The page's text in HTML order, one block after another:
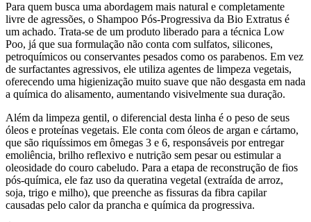
Para quem busca uma abordagem mais natural e completamente
livre de agressões, o Shampoo Pós-Progressiva da Bio Extratus é
um achado. Trata-se de um produto liberado para a técnica Low
Poo, já que sua formulação não conta com sulfatos, silicones,
petroquímicos ou conservantes pesados como os parabenos. Em vez
de surfactantes agressivos, ele utiliza agentes de limpeza vegetais,
oferecendo uma higienização muito suave que não desgasta em nada
a química do alisamento, aumentando visivelmente sua duração.
Além da limpeza gentil, o diferencial desta linha é o peso de seus
óleos e proteínas vegetais. Ele conta com óleos de argan e cártamo,
que são riquíssimos em ômegas 3 e 6, responsáveis por entregar
emoliência, brilho reflexivo e nutrição sem pesar ou estimular a
oleosidade do couro cabeludo. Para a etapa de reconstrução de fios
pós-química, ele faz uso da queratina vegetal (extraída de arroz,
soja, trigo e milho), que preenche as fissuras da fibra capilar
causadas pelo calor da prancha e química da progressiva.